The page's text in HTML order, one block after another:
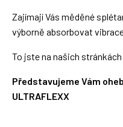
Zajímají Vás měděné
výborně absorbovat
To jste na našich
Představujeme Vám
ULTRAFLEXX